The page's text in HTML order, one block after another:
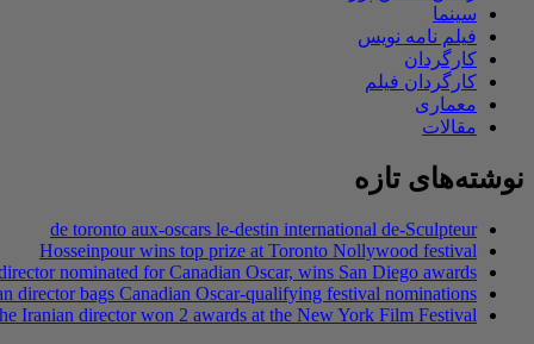
سینما
فیلم نامه نویس
کارگردان
کارگردان فیلم
معماری
مقالات
نوشته‌های تازه
de toronto aux-oscars le-destin international de-Sculpteur
Hosseinpour wins top prize at Toronto Nollywood festival
nominated for Canadian Oscar, wins San Diego awards
director bags Canadian Oscar-qualifying festival nominations
Iranian director won 2 awards at the New York Film Festival